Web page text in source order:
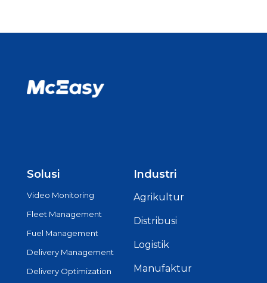
Solusi
Video Monitoring
Fleet Management
Fuel Management
Delivery Management
Delivery Optimization
Industri
Agrikultur
Distribusi
Logistik
Manufaktur